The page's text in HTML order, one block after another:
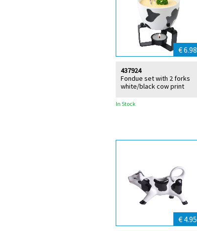
€ 6.98
Fondue set with 2 forks
white/black cow print
437924
In Stock
€ 4.95